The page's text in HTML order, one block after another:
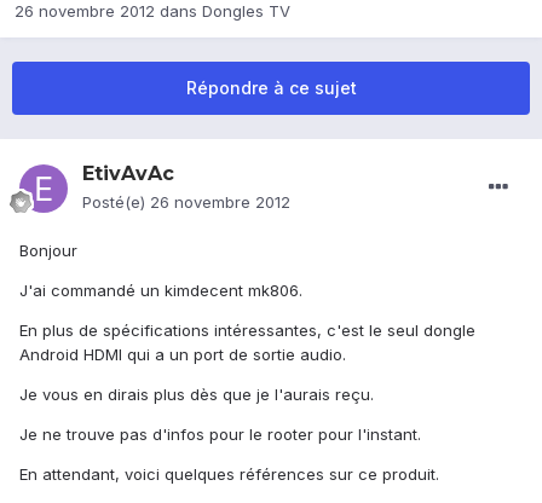
26 novembre 2012 dans Dongles TV
Répondre à ce sujet
EtivAvAc
Posté(e) 26 novembre 2012
Bonjour
J'ai commandé un kimdecent mk806.
En plus de spécifications intéressantes, c'est le seul dongle
Android HDMI qui a un port de sortie audio.
Je vous en dirais plus dès que je l'aurais reçu.
Je ne trouve pas d'infos pour le rooter pour l'instant.
En attendant, voici quelques références sur ce produit.